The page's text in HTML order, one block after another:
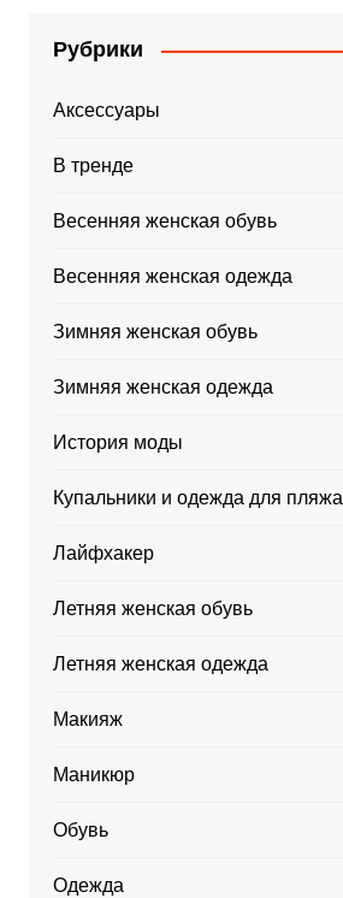
Рубрики
Аксессуары
В тренде
Весенняя женская обувь
Весенняя женская одежда
Зимняя женская обувь
Зимняя женская одежда
История моды
Купальники и одежда для пляжа
Лайфхакер
Летняя женская обувь
Летняя женская одежда
Макияж
Маникюр
Обувь
Одежда